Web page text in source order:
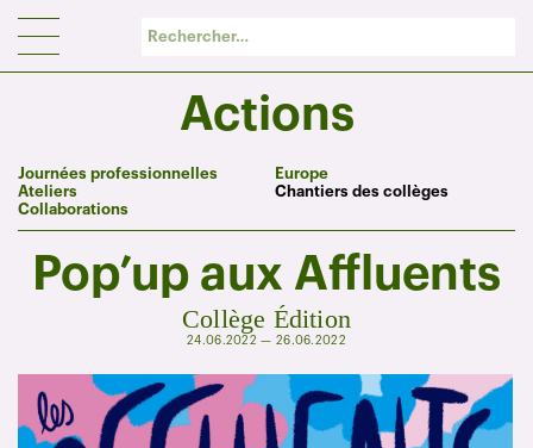
Actions
Journées professionnelles
Ateliers
Collaborations
Europe
Chantiers des collèges
Pop’up aux Affluents
Collège Édition
24.06.2022 — 26.06.2022